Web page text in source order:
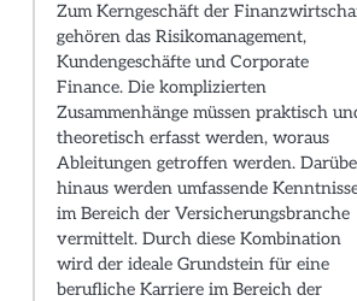
Zum Kerngeschäft der
gehören das Risikomanagement,
Kundengeschäfte und Corporate
Finance. Die komplizierten
Zusammenhänge müssen praktisch
theoretisch erfasst werden, woraus
Ableitungen getroffen werden.
hinaus werden umfassende
im Bereich der Versicherungsbranche
vermittelt. Durch diese Kombination
wird der ideale Grundstein für eine
berufliche Karriere im Bereich der